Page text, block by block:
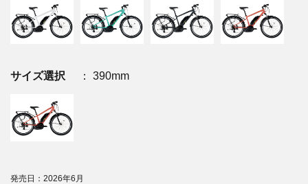
サイズ選択 ： 390mm
発売日：2026年6月